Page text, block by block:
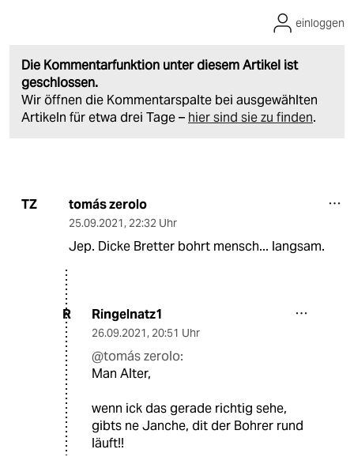
Die Kommentarfunktion unter diesem Artikel ist
geschlossen.
Wir öffnen die Kommentarspalte bei ausgewählten
Artikeln für etwa drei Tage – hier sind sie zu finden.
einloggen
TZ tomás zerolo
25.09.2021, 22:32 Uhr
Jep. Dicke Bretter bohrt mensch... langsam.
R Ringelnatz1
26.09.2021, 20:51 Uhr
@tomás zerolo:
Man Alter,
wenn ick das gerade richtig sehe,
gibts ne Janche, dit der Bohrer rund
läuft!!